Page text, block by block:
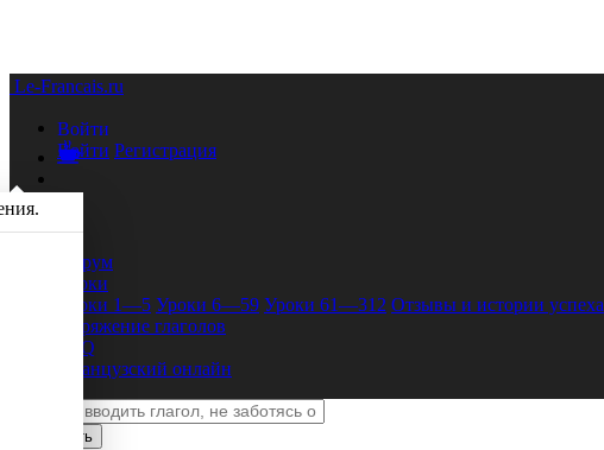
Le-Francais.ru
Войти
Войти Регистрация
Форум
Уроки
Уроки 1—5 Уроки 6—59 Уроки 61—312 Отзывы и истории успеха
Спряжение глаголов
FAQ
Французский онлайн